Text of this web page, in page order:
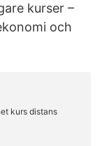
kurser –
och